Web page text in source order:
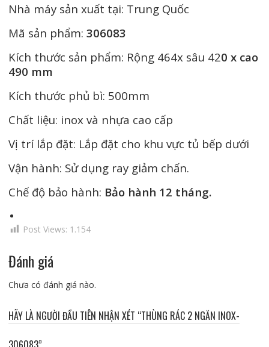
Nhà máy sản xuất tại: Trung Quốc
Mã sản phẩm: 306083
Kích thước sản phẩm: Rộng 464x sâu 420 x cao
490 mm
Kích thước phủ bì: 500mm
Chất liệu: inox và nhựa cao cấp
Vị trí lắp đặt: Lắp đặt cho khu vực tủ bếp dưới
Vận hành: Sử dụng ray giảm chấn.
Chế độ bảo hành: Bảo hành 12 tháng.
Post Views: 1.154
Đánh giá
Chưa có đánh giá nào.
HÃY LÀ NGƯỜI ĐẦU TIÊN NHẬN XÉT “THÙNG RÁC 2 NGĂN INOX-